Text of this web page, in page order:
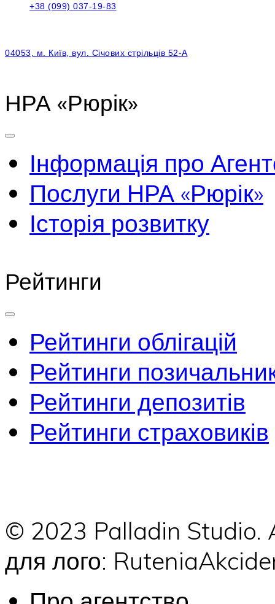
+38 (099) 037-19-83
04053, м. Київ, вул. Січових стрільців 52-А
НРА «Рюрік»
Інформація про
Послуги НРА «Рюрік»
Історія розвитку
Рейтинги
Рейтинги облігацій
Рейтинги
Рейтинги депозитів
Рейтинги страховиків
© 2023 Palladin
для лого: